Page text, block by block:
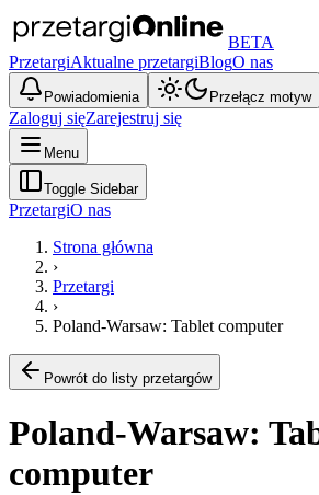
BETA
PrzetargiAktualne przetargiBlogO nas
Powiadomienia Przełącz motyw
Zaloguj sięZarejestruj się
Menu
Toggle Sidebar
PrzetargiO nas
Strona główna
›
Przetargi
›
Poland-Warsaw: Tablet computer
Powrót do listy przetargów
Poland-Warsaw:
computer